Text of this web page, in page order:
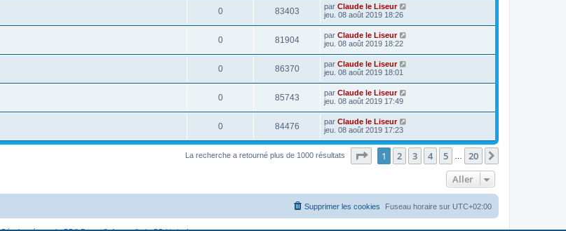
0 83403 par Claude le Liseur
jeu. 08 août 2019 18:26
0 81904 par Claude le Liseur
jeu. 08 août 2019 18:22
0 86370 par Claude le Liseur
jeu. 08 août 2019 18:01
0 85743 par Claude le Liseur
jeu. 08 août 2019 17:49
0 84476 par Claude le Liseur
jeu. 08 août 2019 17:23
La recherche a retourné plus de 1000 résultats Page sur20
1 2 3 4 5 20
Aller
Fuseau horaire sur UTC+02:00
Supprimer les cookies